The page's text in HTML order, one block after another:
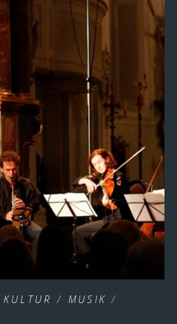
KULTUR / MUSIK /